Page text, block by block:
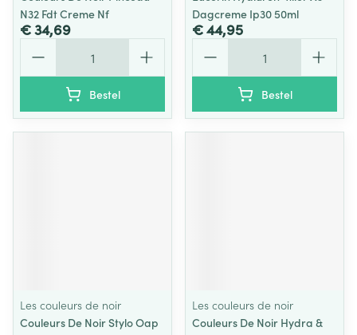
N32 Fdt Creme Nf
€ 34,69
Bestel
Dagcreme Ip30 50ml
€ 44,95
Bestel
Les couleurs de noir
Couleurs De Noir Stylo Oap
Les couleurs de noir
Couleurs De Noir Hydra &